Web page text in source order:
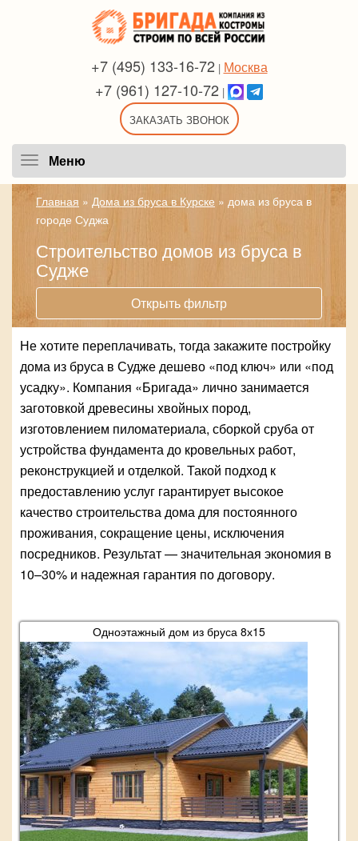
+7 (495) 133-16-72 | Москва
+7 (961) 127-10-72 |
ЗАКАЗАТЬ ЗВОНОК
Меню
Главная » Дома из бруса в Курске » дома из бруса в
городе Суджа
Строительство домов из бруса в
Судже
Открыть фильтр
Не хотите переплачивать, тогда закажите постройку
дома из бруса в Судже дешево «под ключ» или «под
усадку». Компания «Бригада» лично занимается
заготовкой древесины хвойных пород,
изготовлением пиломатериала, сборкой сруба от
устройства фундамента до кровельных работ,
реконструкцией и отделкой. Такой подход к
предоставлению услуг гарантирует высокое
качество строительства дома для постоянного
проживания, сокращение цены, исключения
посредников. Результат — значительная экономия в
10–30% и надежная гарантия по договору.
Одноэтажный дом из бруса 8х15